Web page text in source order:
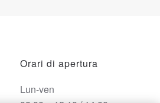
Orari di apertura
Lun-ven